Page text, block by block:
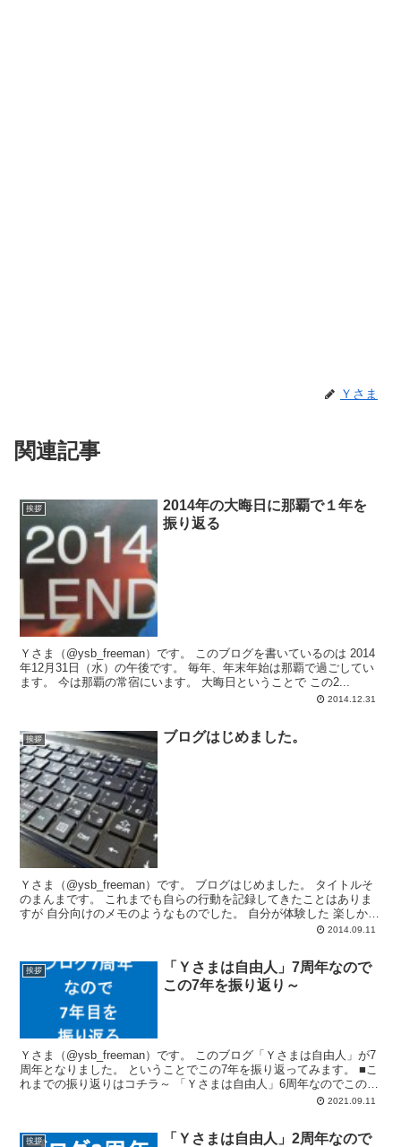
Ｙさま
関連記事
挨拶
2014年の大晦日に那覇で１年を
振り返る
Ｙさま（@ysb_freeman）です。 このブログを書いているのは 2014
年12月31日（水）の午後です。 毎年、年末年始は那覇で過ごしてい
ます。 今は那覇の常宿にいます。 大晦日ということで この2...
2014.12.31
挨拶 ブログはじめました。
Ｙさま（@ysb_freeman）です。 ブログはじめました。 タイトルそ
のまんまです。 これまでも自らの行動を記録してきたことはありま
すが 自分向けのメモのようなものでした。 自分が体験した 楽しかっ
2014.09.11
挨拶
「Ｙさまは自由人」7周年なので
この7年を振り返り～
Ｙさま（@ysb_freeman）です。 このブログ「Ｙさまは自由人」が7
周年となりました。 ということでこの7年を振り返ってみます。 ■こ
れまでの振り返りはコチラ～ 「Ｙさまは自由人」6周年なのでこの6
2021.09.11
挨拶
「Ｙさまは自由人」2周年なので